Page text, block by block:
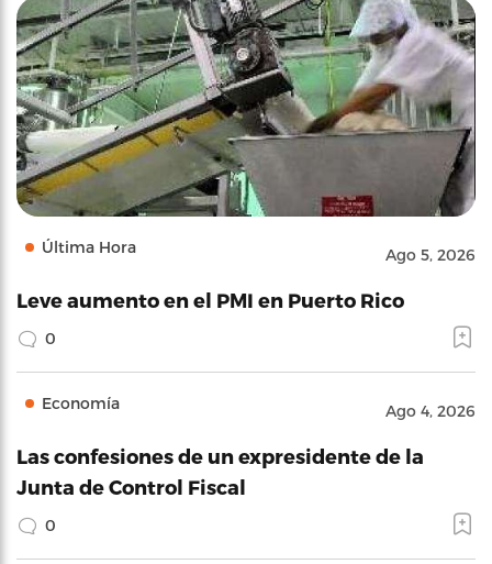
Última Hora Ago 5, 2026
Leve aumento en el PMI en Puerto Rico
0
Economía Ago 4, 2026
Las confesiones de un expresidente de la
Junta de Control Fiscal
0